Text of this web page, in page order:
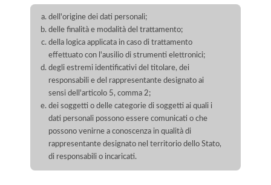
dell'origine dei dati personali;
delle finalità e modalità del trattamento;
della logica applicata in caso di trattamento
effettuato con l'ausilio di strumenti elettronici;
degli estremi identificativi del titolare, dei
responsabili e del rappresentante designato ai
sensi dell'articolo 5, comma 2;
dei soggetti o delle categorie di soggetti ai quali i
dati personali possono essere comunicati o che
possono venirne a conoscenza in qualità di
rappresentante designato nel territorio dello Stato,
di responsabili o incaricati.